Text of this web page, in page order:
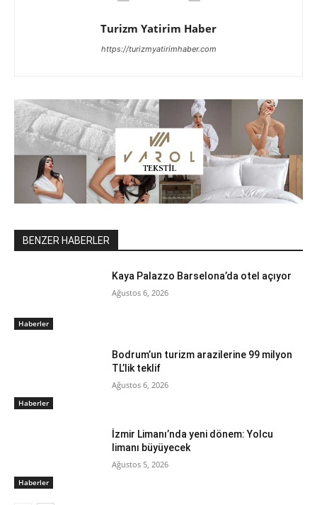
Turizm Yatirim Haber
https://turizmyatirimhaber.com
BENZER HABERLER
Haberler
Kaya Palazzo Barselona’da otel açıyor
Ağustos 6, 2026
Haberler
Bodrum’un turizm arazilerine 99 milyon
TL’lik teklif
Ağustos 6, 2026
Haberler
İzmir Limanı’nda yeni dönem: Yolcu
limanı büyüyecek
Ağustos 5, 2026